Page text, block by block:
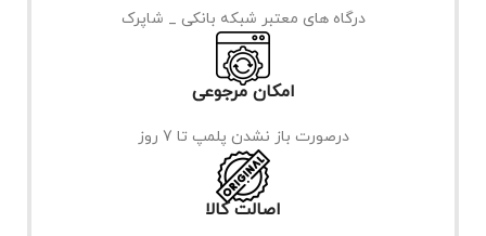
درگاه های معتبر شبکه بانکی _ شاپرک
امکان مرجوعی
درصورت باز نشدن پلمپ تا 7 روز
اصالت کالا